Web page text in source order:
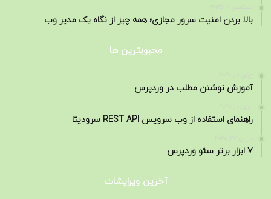
بالا بردن امنیت سرور مجازی؛ همه چیز از نگاه یک مدیر وب
محبوبترین ها
آموزش نوشتن مطلب در وردپرس
راهنمای استفاده از وب سرویس REST API سرودیتا
جولای 27, 2020
7 ابزار برتر سئو وردپرس
آخرین ویرایشات